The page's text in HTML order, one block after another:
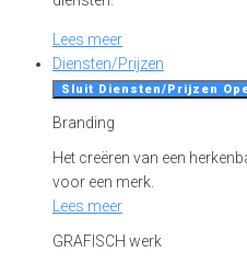
Lees meer
Diensten/Prijzen
Sluit Diensten/Prijzen
Branding
Het creëren van een
voor een merk.
Lees meer
GRAFISCH werk